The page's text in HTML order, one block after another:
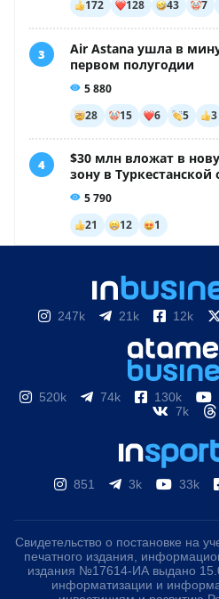
247k 21k 12k
520k 74k 130k
7k
851 3k 33k
Свидетельство о постановке на
печатного издания,
издания №17614-ИА выдано
информатизации и